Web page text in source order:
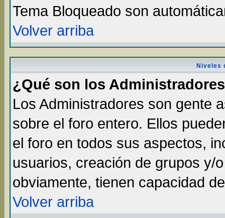
Tema Bloqueado son
Volver arriba
Niveles
¿Qué son los
Los Administradores son gente
sobre el foro entero. Ellos
el foro en todos sus aspectos,
usuarios, creación de grupos y/
obviamente, tienen capacidad
Volver arriba